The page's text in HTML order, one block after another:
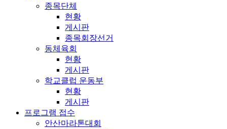
종목단체
현황
게시판
종목회장선거
동체육회
현황
게시판
학교클럽 운동부
현황
게시판
프로그램 접수
안산마라톤대회